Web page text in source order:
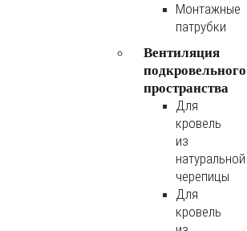
Монтажные
патрубки
Вентиляция
подкровельного
пространства
Для
кровель
из
натуральной
черепицы
Для
кровель